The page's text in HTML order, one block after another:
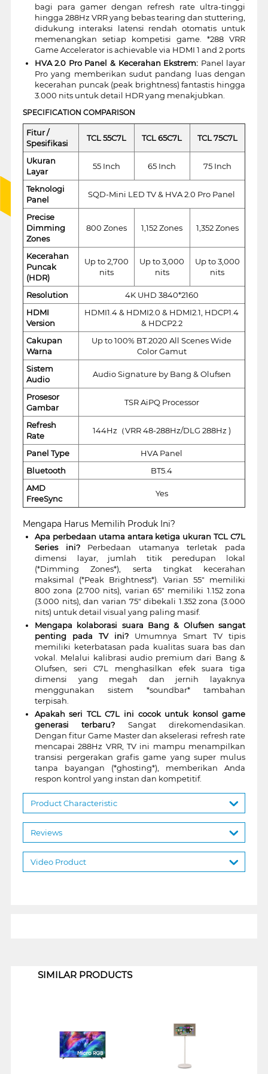
bagi para gamer dengan refresh rate ultra-tinggi
hingga 288Hz VRR yang bebas tearing dan stuttering,
didukung interaksi latensi rendah otomatis untuk
memenangkan setiap kompetisi game. *288 VRR
Game Accelerator is achievable via HDMI 1 and 2 ports
HVA 2.0 Pro Panel & Kecerahan Ekstrem: Panel layar
Pro yang memberikan sudut pandang luas dengan
kecerahan puncak (peak brightness) fantastis hingga
3.000 nits untuk detail HDR yang menakjubkan.
SPECIFICATION COMPARISON
Fitur /
Spesifikasi
TCL 55C7L TCL 65C7L TCL 75C7L
Ukuran
Layar
55 Inch 65 Inch 75 Inch
Teknologi
Panel
SQD-Mini LED TV & HVA 2.0 Pro Panel
Precise
Dimming
Zones
800 Zones 1,152 Zones 1,352 Zones
Kecerahan
Puncak
(HDR)
Up to 2,700
nits
Up to 3,000
nits
Up to 3,000
nits
Resolution
4K UHD 3840*2160
HDMI
Version
HDMI1.4 & HDMI2.0 & HDMI2.1, HDCP1.4
& HDCP2.2
Cakupan
Warna
Up to 100% BT.2020 All Scenes Wide
Color Gamut
Sistem
Audio
Audio Signature by Bang & Olufsen
Prosesor
Gambar
TSR AiPQ Processor
Refresh
Rate
144Hz（VRR 48-288Hz/DLG 288Hz )
Panel Type
HVA Panel
Bluetooth
BT5.4
AMD
FreeSync
Yes
Mengapa Harus Memilih Produk Ini?
Apa perbedaan utama antara ketiga ukuran TCL C7L
Series ini?Perbedaan utamanya terletak pada
dimensi layar, jumlah titik peredupan lokal
(*Dimming Zones*), serta tingkat kecerahan
maksimal (*Peak Brightness*). Varian 55" memiliki
800 zona (2.700 nits), varian 65" memiliki 1.152 zona
(3.000 nits), dan varian 75" dibekali 1.352 zona (3.000
nits) untuk detail visual yang paling masif.
Mengapa kolaborasi suara Bang & Olufsen sangat
penting pada TV ini? Umumnya Smart TV tipis
memiliki keterbatasan pada kualitas suara bas dan
vokal. Melalui kalibrasi audio premium dari Bang &
Olufsen, seri C7L menghasilkan efek suara tiga
dimensi yang megah dan jernih layaknya
menggunakan sistem *soundbar* tambahan
terpisah.
Apakah seri TCL C7L ini cocok untuk konsol game
generasi terbaru? Sangat direkomendasikan.
Dengan fitur Game Master dan akselerasi refresh rate
mencapai 288Hz VRR, TV ini mampu menampilkan
transisi pergerakan grafis game yang super mulus
tanpa bayangan (*ghosting*), memberikan Anda
respon kontrol yang instan dan kompetitif.
Product Characteristic
Reviews
Video Product
SIMILAR PRODUCTS